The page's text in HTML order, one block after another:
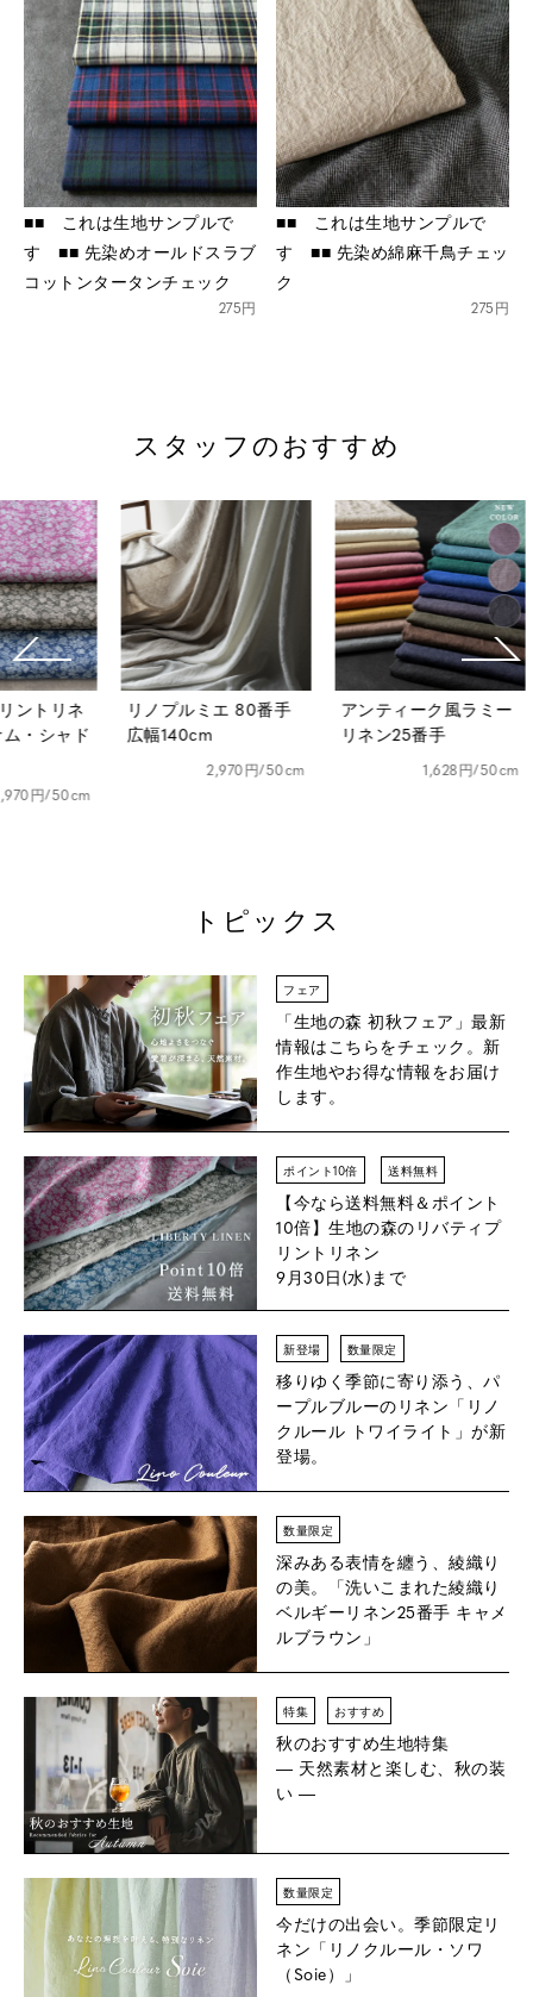
※詳しくはこちら
■■ これは生地サンプルで
す ■■ 先染めオールドスラブ
コットンタータンチェック
275円
■■ これは生地サンプルで
す ■■ 先染め綿麻千鳥チェッ
ク
275円
スタッフのおすすめ
ネ
ド
リノプルミエ 80番手
広幅140cm
2,970円/50cm
アンティーク風ラミー
リネン25番手
1,628円/50cm
ベ
トピックス
フェア
「生地の森 初秋フェア」最新
情報はこちらをチェック。新
作生地やお得な情報をお届け
します。
ポイント10倍 送料無料
【今なら送料無料＆ポイント
10倍】生地の森のリバティプ
リントリネン
9月30日(水)まで
新登場 数量限定
移りゆく季節に寄り添う、パ
ープルブルーのリネン「リノ
クルール トワイライト」が新
登場。
数量限定
深みある表情を纏う、綾織り
の美。「洗いこまれた綾織り
ベルギーリネン25番手 キャメ
ルブラウン」
特集 おすすめ
秋のおすすめ生地特集
― 天然素材と楽しむ、秋の装
い ―
数量限定
今だけの出会い。季節限定リ
ネン 「リノクルール・ソワ
（Soie）」